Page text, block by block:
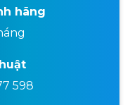
hãng
598